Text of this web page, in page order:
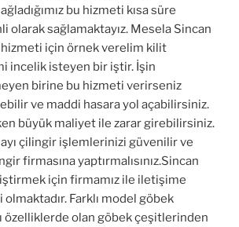
bu hizmeti kısa süre
olarak sağlamaktayız. Mesela Sincan
için örnek verelim kilit
incelik isteyen bir iştir. İşin
birine bu hizmeti verirseniz
ve maddi hasara yol açabilirsiniz.
büyük maliyet ile zarar girebilirsiniz.
çilingir işlemlerinizi güvenilir ve
firmasına yaptırmalısınız.Sincan
için firmamız ile iletişime
Farklı model göbek
özelliklerde olan göbek çeşitlerinden